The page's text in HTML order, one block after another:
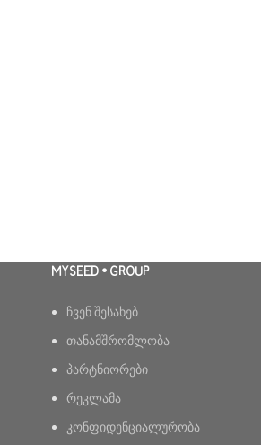
MYSEED • GROUP
ჩვენ შესახებ
თანამშრომლობა
პარტნიორები
რეკლამა
კონფიდენციალურობა